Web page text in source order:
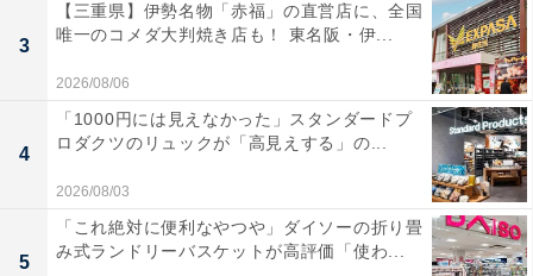
3
【三重県】伊勢名物「赤福」の直営店に、全国
唯一のコメダ大判焼き店も！ 東名阪・伊...
2026/08/06
4
「1000円には見えなかった」スタンダードプ
ロダクツのリュックが「高見えする」の...
2026/08/03
5
「これ絶対に便利なやつや」ダイソーの折り畳
み式ランドリーバスケットが高評価「使わ...